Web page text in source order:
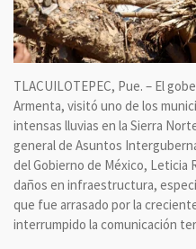
TLACUILOTEPEC, Pue. – El
Armenta, visitó uno de los
intensas lluvias en la Sierra
general de Asuntos
del Gobierno de México, Leticia
daños en infraestructura,
que fue arrasado por la
interrumpido la comunicación